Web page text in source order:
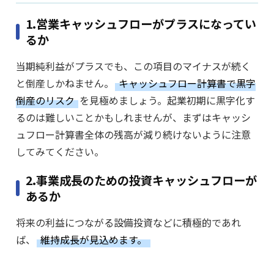
1.営業キャッシュフローがプラスになってい
るか
当期純利益がプラスでも、この項目のマイナスが続く
と倒産しかねません。
キャッシュフロー計算書で黒字
倒産のリスク を見極めましょう。起業初期に黒字化す
るのは難しいことかもしれませんが、まずはキャッシ
ュフロー計算書全体の残高が減り続けないように注意
してみてください。
2.事業成長のための投資キャッシュフローが
あるか
将来の利益につながる設備投資などに積極的であれ
ば、
維持成長が見込めます。